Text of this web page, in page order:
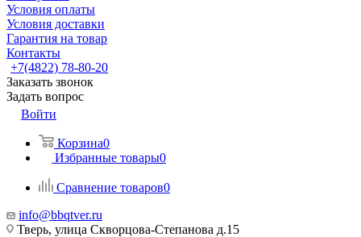
Условия оплаты
Условия доставки
Гарантия на товар
Контакты
+7(4822) 78-80-20
Заказать звонок
Задать вопрос
Войти
Корзина0
Избранные товары0
Сравнение товаров0
info@bbqtver.ru
Тверь, улица Скворцова-Степанова д.15